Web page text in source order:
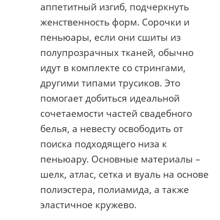
аппетитный изгиб, подчеркнуть
женственность форм. Сорочки и
пеньюары, если они сшиты из
полупрозрачных тканей, обычно
идут в комплекте со стрингами,
другими типами трусиков. Это
помогает добиться идеальной
сочетаемости частей свадебного
белья, а невесту освободить от
поиска подходящего низа к
пеньюару. Основные материалы –
шелк, атлас, сетка и вуаль на основе
полиэстера, полиамида, а также
эластичное кружево.